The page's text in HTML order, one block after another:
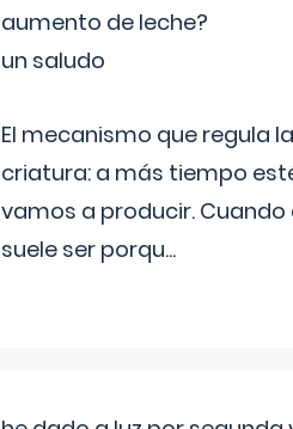
aumento de leche?
un saludo
El mecanismo que regula
criatura: a más tiempo
vamos a producir.
suele ser porqu...